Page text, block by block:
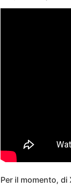
Per il momento,